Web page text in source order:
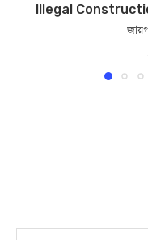
Illegal Construction :